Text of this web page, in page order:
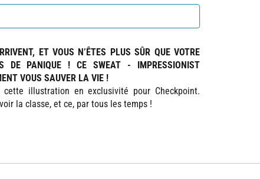
ET VOUS N’ÊTES PLUS SÛR QUE VOTRE
DE PANIQUE ! CE SWEAT - IMPRESSIONIST
VOUS SAUVER LA VIE !
illustration en exclusivité pour Checkpoint.
la classe, et ce, par tous les temps !